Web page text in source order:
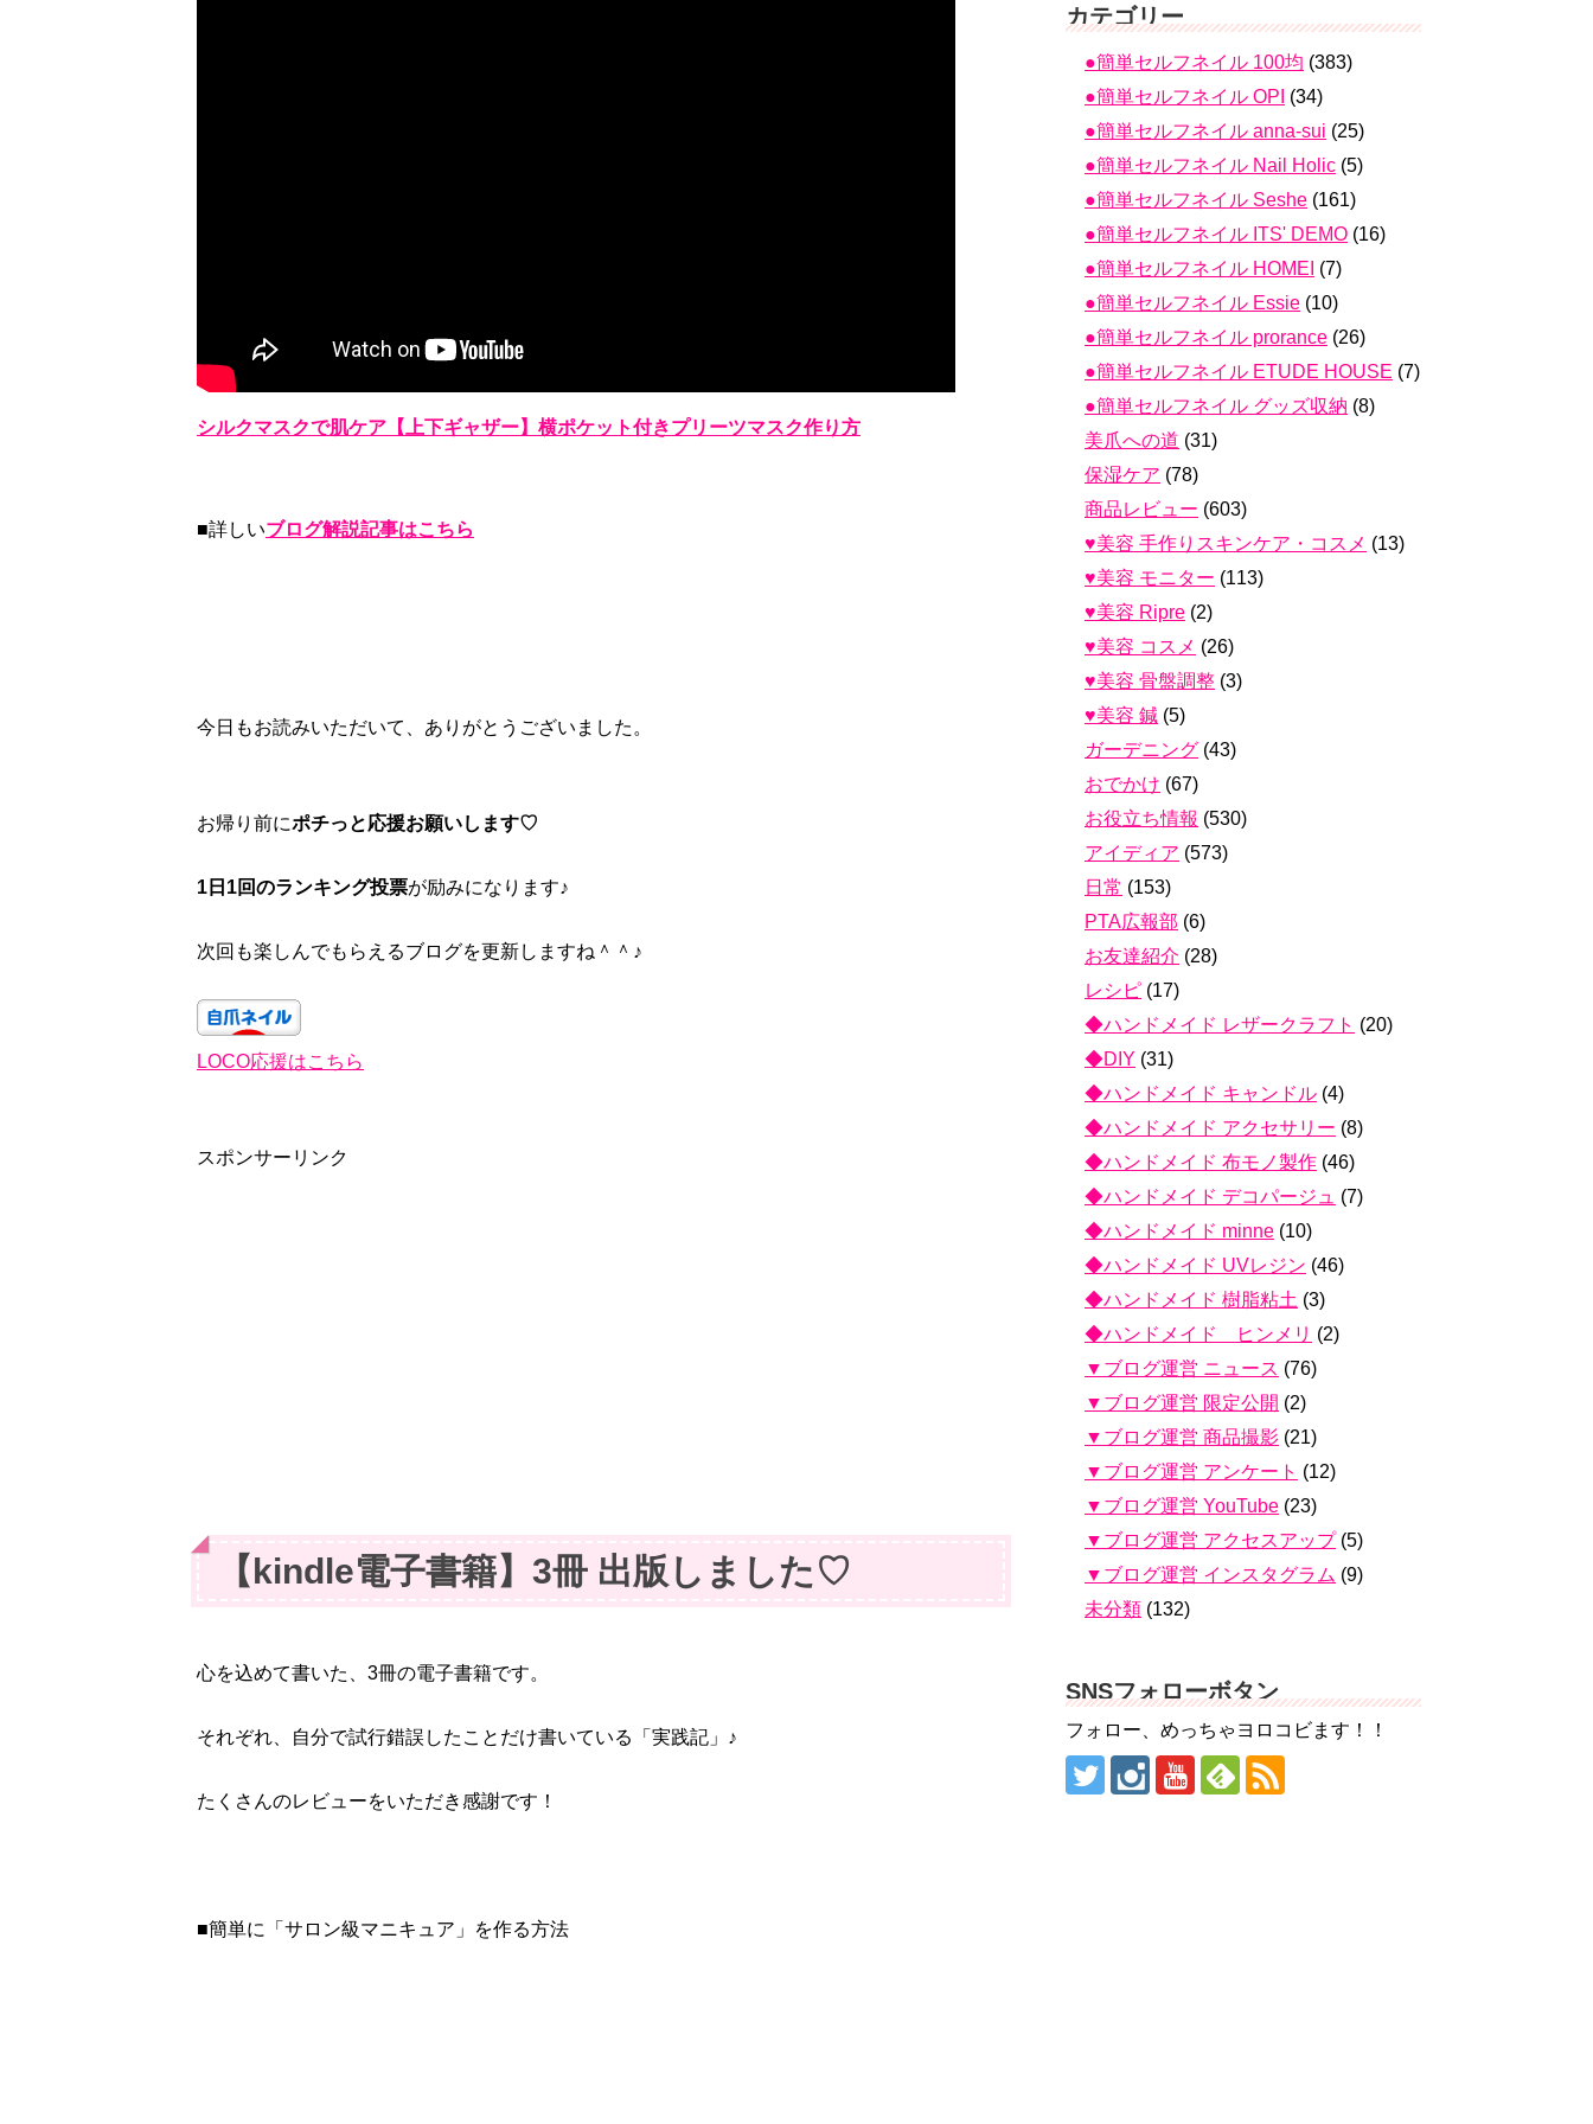
シルクマスクで肌ケア【上下ギャザー】横ポケット付きプリーツマスク作り方
■詳しいブログ解説記事はこちら
今日もお読みいただいて、ありがとうございました。
お帰り前にポチっと応援お願いします♡
1日1回のランキング投票が励みになります♪
次回も楽しんでもらえるブログを更新しますね＾＾♪
LOCO応援はこちら
スポンサーリンク
【kindle電子書籍】3冊 出版しました♡
心を込めて書いた、3冊の電子書籍です。
それぞれ、自分で試行錯誤したことだけ書いている「実践記」♪
たくさんのレビューをいただき感謝です！
■簡単に「サロン級マニキュア」を作る方法
カテゴリー
●簡単セルフネイル 100均 (383)
●簡単セルフネイル OPI (34)
●簡単セルフネイル anna-sui (25)
●簡単セルフネイル Nail Holic (5)
●簡単セルフネイル Seshe (161)
●簡単セルフネイル ITS' DEMO (16)
●簡単セルフネイル HOMEI (7)
●簡単セルフネイル Essie (10)
●簡単セルフネイル prorance (26)
●簡単セルフネイル ETUDE HOUSE (7)
●簡単セルフネイル グッズ収納 (8)
美爪への道 (31)
保湿ケア (78)
商品レビュー (603)
♥美容 手作りスキンケア・コスメ (13)
♥美容 モニター (113)
♥美容 Ripre (2)
♥美容 コスメ (26)
♥美容 骨盤調整 (3)
♥美容 鍼 (5)
ガーデニング (43)
おでかけ (67)
お役立ち情報 (530)
アイディア (573)
日常 (153)
PTA広報部 (6)
お友達紹介 (28)
レシピ (17)
◆ハンドメイド レザークラフト (20)
◆DIY (31)
◆ハンドメイド キャンドル (4)
◆ハンドメイド アクセサリー (8)
◆ハンドメイド 布モノ製作 (46)
◆ハンドメイド デコパージュ (7)
◆ハンドメイド minne (10)
◆ハンドメイド UVレジン (46)
◆ハンドメイド 樹脂粘土 (3)
◆ハンドメイド ヒンメリ (2)
▼ブログ運営 ニュース (76)
▼ブログ運営 限定公開 (2)
▼ブログ運営 商品撮影 (21)
▼ブログ運営 アンケート (12)
▼ブログ運営 YouTube (23)
▼ブログ運営 アクセスアップ(5)
▼ブログ運営 インスタグラム (9)
未分類 (132)
SNSフォローボタン
フォロー、めっちゃヨロコビます！！